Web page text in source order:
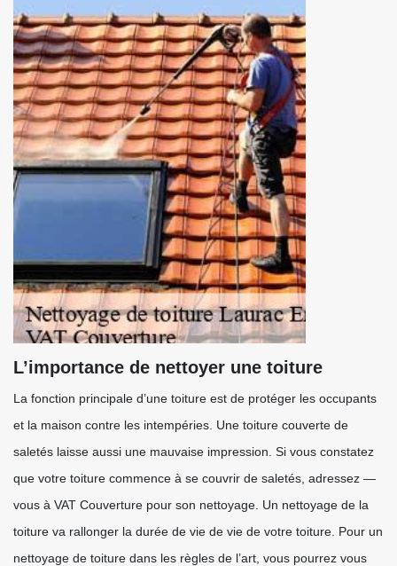
L’importance de nettoyer une toiture
La fonction principale d’une toiture est de protéger les occupants
et la maison contre les intempéries. Une toiture couverte de
saletés laisse aussi une mauvaise impression. Si vous constatez
que votre toiture commence à se couvrir de saletés, adressez —
vous à VAT Couverture pour son nettoyage. Un nettoyage de la
toiture va rallonger la durée de vie de vie de votre toiture. Pour un
nettoyage de toiture dans les règles de l’art, vous pourrez vous